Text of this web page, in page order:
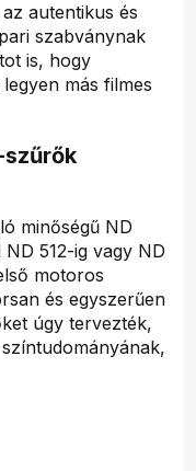
autentikus és
szabványnak
is, hogy
más filmes
minőségű ND
512-ig vagy ND
motoros
és egyszerűen
úgy tervezték,